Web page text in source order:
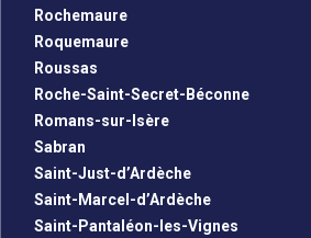
Rochemaure
Roquemaure
Roussas
Roche-Saint-Secret-Béconne
Romans-sur-Isère
Sabran
Saint-Just-d’Ardèche
Saint-Marcel-d’Ardèche
Saint-Pantaléon-les-Vignes